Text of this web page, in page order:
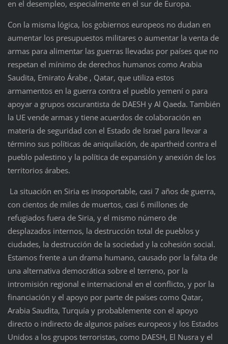
en el desempleo, especialmente en el sur de Europa.
Con la misma lógica, los gobiernos europeos no dudan en
aumentar los presupuestos militares o aumentar la venta de
armas para alimentar las guerras llevadas por países que no
respetan el mínimo de derechos humanos como Arabia
Saudita, Emirato Árabe , Qatar, que utiliza estos
armamentos en la guerra contra el pueblo yemení o para
apoyar a grupos oscurantista de DAESH y Al Qaeda. También
la UE vende armas y tiene acuerdos de colaboración en
materia de seguridad con el Estado de Israel para llevar a
término sus políticas de aniquilación, de apartheid contra el
pueblo palestino y la política de expansión y anexión de los
territorios árabes.
La situación en Siria es insoportable, casi 7 años de guerra,
con cientos de miles de muertos, casi 6 millones de
refugiados fuera de Siria, y el mismo número de
desplazados internos, la destrucción total de pueblos y
ciudades, la destrucción de la sociedad y la cohesión social.
Estamos frente a un drama humano, causado por la falta de
una alternativa democrática sobre el terreno, por la
intromisión regional e internacional en el conflicto, y por la
financiación y el apoyo por parte de países como Qatar,
Arabia Saudita, Turquía y probablemente con el apoyo
directo o indirecto de algunos países europeos y los Estados
Unidos a los grupos terroristas, como DAESH, El Nusra y el